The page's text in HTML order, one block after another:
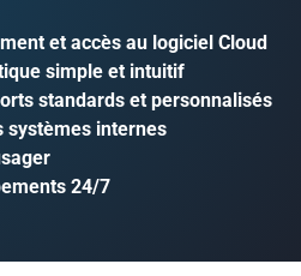
et accès au logiciel Cloud
simple et intuitif
standards et personnalisés
systèmes internes
24/7